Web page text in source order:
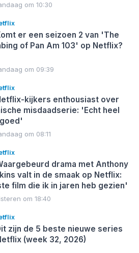
om 10:30
er een seizoen 2 van 'The
of Pan Am 103' op Netflix?
om 09:39
kijkers enthousiast over
misdaadserie: 'Echt heel
om 08:11
drama met Anthony
valt in de smaak op Netflix:
film die ik in jaren heb gezien'
om 18:40
zijn de 5 beste nieuwe series
(week 32, 2026)